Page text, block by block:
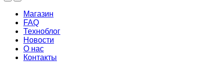
Магазин
FAQ
Техноблог
Новости
О нас
Контакты